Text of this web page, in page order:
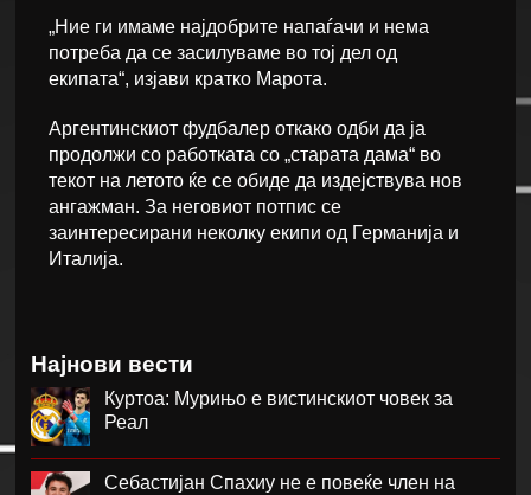
„Ние ги имаме најдобрите напаѓачи и нема
потреба да се засилуваме во тој дел од
екипата“, изјави кратко Марота.
Аргентинскиот фудбалер откако одби да ја
продолжи со работката со „старата дама“ во
текот на летото ќе се обиде да издејствува нов
ангажман. За неговиот потпис се
заинтересирани неколку екипи од Германија и
Италија.
Најнови вести
Куртоа: Мурињо е вистинскиот човек за
Реал
Себастијан Спахиу не е повеќе член на